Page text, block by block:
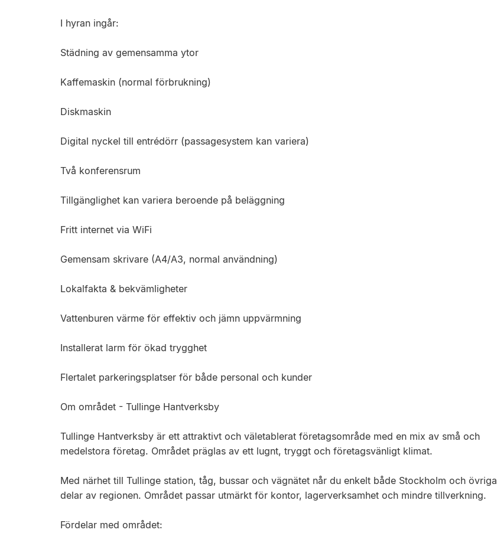
I hyran ingår:
Städning av gemensamma ytor
Kaffemaskin (normal förbrukning)
Diskmaskin
Digital nyckel till entrédörr (passagesystem kan variera)
Två konferensrum
Tillgänglighet kan variera beroende på beläggning
Fritt internet via WiFi
Gemensam skrivare (A4/A3, normal användning)
Lokalfakta & bekvämligheter
Vattenburen värme för effektiv och jämn uppvärmning
Installerat larm för ökad trygghet
Flertalet parkeringsplatser för både personal och kunder
Om området - Tullinge Hantverksby
Tullinge Hantverksby är ett attraktivt och väletablerat företagsområde med en mix av små och
medelstora företag. Området präglas av ett lugnt, tryggt och företagsvänligt klimat.
Med närhet till Tullinge station, tåg, bussar och vägnätet når du enkelt både Stockholm och övriga
delar av regionen. Området passar utmärkt för kontor, lagerverksamhet och mindre tillverkning.
Fördelar med området: